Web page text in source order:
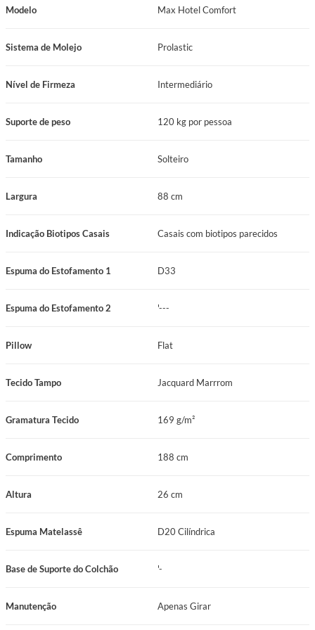
Colchão criado para atender uma linha de hotéis.
O sistema No Turn simplifica a manutenção, exigindo apenas o giro
Resistência progressiva e bom desempenho estrutural para rotinas
Acabamento Flat com perfil funcional e visual mais limpo.
hospedagem.
Linha/Coleção: Hotelaria Prodormir
Categoria: Colchão
Sistema de Molejo: Prolastic
Espuma do Estofamento 1: D33
Cor: Marrom
Modelo Max Hotel Comfort
Sistema de Molejo Prolastic
Nível de Firmeza Intermediário
Suporte de peso 120 kg por pessoa
Tamanho Solteiro
Largura 88 cm
Indicação Biotipos Casais Casais com biotipos parecidos
Espuma do Estofamento 1 D33
Espuma do Estofamento 2 '---
Pillow Flat
Tecido Tampo Jacquard Marrrom
Gramatura Tecido 169 g/m²
Comprimento 188 cm
Altura 26 cm
Espuma Matelassê D20 Cilíndrica
Base de Suporte do Colchão '-
Manutenção Apenas Girar